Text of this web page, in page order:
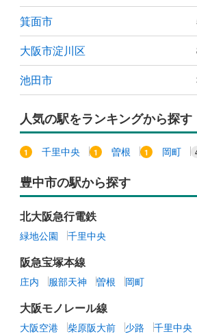
箕面市
大阪市淀川区
池田市
人気の駅をランキングから探す
千里中央 曽根 岡町
豊中市の駅から探す
北大阪急行電鉄
緑地公園 千里中央
阪急宝塚本線
庄内 服部天神 曽根 岡町
大阪モノレール線
大阪空港 柴原阪大前 少路 千里中央